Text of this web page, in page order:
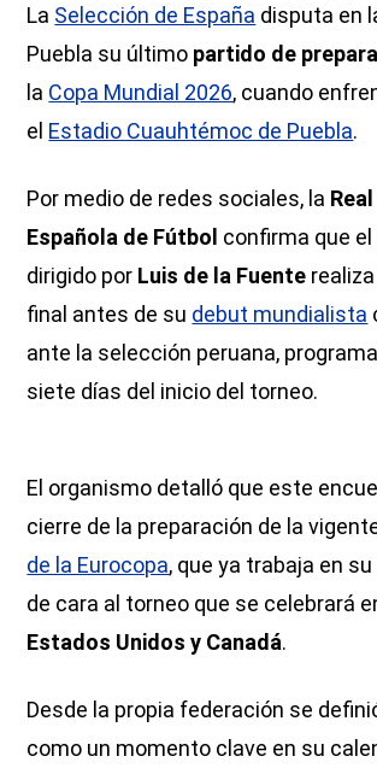
La Selección de España disputa en
Puebla su último partido de
la Copa Mundial 2026, cuando
el Estadio Cuauhtémoc de Puebla.
Por medio de redes sociales, la
Española de Fútbol confirma que
dirigido por Luis de la Fuente
final antes de su debut mundialista
ante la selección peruana,
siete días del inicio del torneo.
El organismo detalló que este
cierre de la preparación de la
de la Eurocopa, que ya trabaja en
de cara al torneo que se celebrará
Estados Unidos y Canadá.
Desde la propia federación se
como un momento clave en su